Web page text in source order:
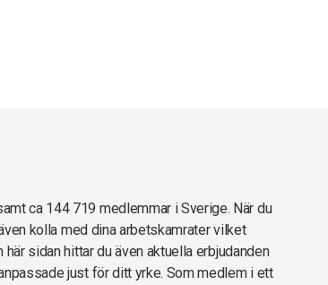
ca 144 719 medlemmar i Sverige. När du
kolla med dina arbetskamrater vilket
sidan hittar du även aktuella erbjudanden
just för ditt yrke. Som medlem i ett